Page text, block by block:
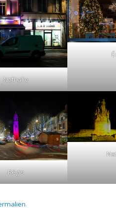
Nathalie
Régis
.